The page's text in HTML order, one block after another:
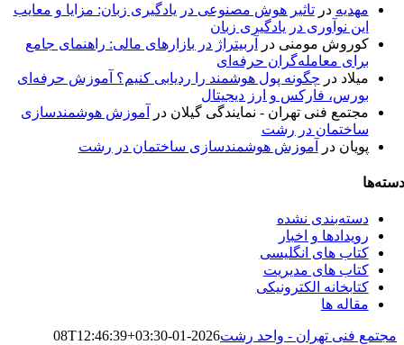
مهدیه درتاثیر هوش مصنوعی در یادگیری زبان: مزایا و معایب
این نوآوری در یادگیری زبان
کوروش مومنی در
آربیتراژ در بازارهای مالی: راهنمای جامع
برای معامله‌گران حرفه‌ای
میلاد در چگونه پول هوشمند را ردیابی کنیم؟ آموزش حرفه‌ای
بورس، فارکس و ارز دیجیتال
مجتمع فنی تهران - نمایندگی گیلان در
آموزش هوشمندسازی
ساختمان در رشت
پویان در آموزش هوشمندسازی ساختمان در رشت
دسته‌ها
دسته‌بندی نشده
رویدادها و اخبار
کتاب های انگلیسی
کتاب های مدیریت
کتابخانه الکترونیکی
مقاله ها
مجتمع فنی تهران - واحد رشت2026-01-08T12:46:39+03:30